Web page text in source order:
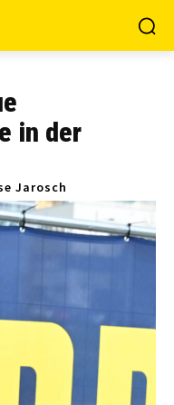
in der
Jarosch